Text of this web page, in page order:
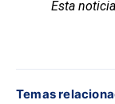
Esta
Temas